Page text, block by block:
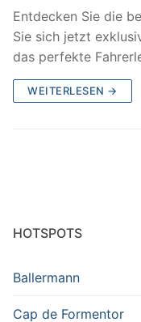
Entdecken Sie die
Sie sich jetzt
das perfekte
WEITERLESEN →
HOTSPOTS
Ballermann
Cap de Formentor